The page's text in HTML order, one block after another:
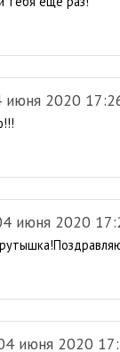
июня 2020
июня 2020
июня 2020